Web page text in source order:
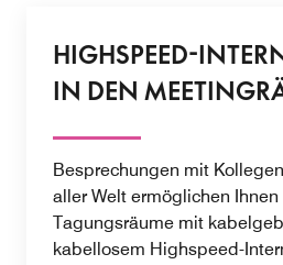
HIGHSPEED-
IN DEN
Besprechungen mit
aller Welt ermöglichen Ihnen
Tagungsräume mit
kabellosem Highspeed-